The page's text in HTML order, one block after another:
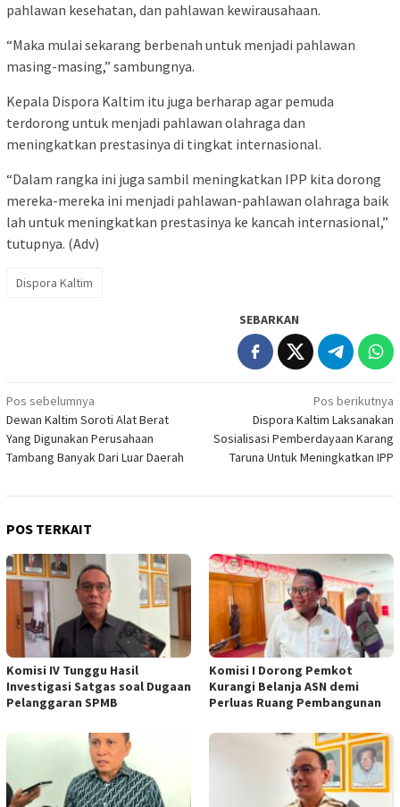
pahlawan kesehatan, dan pahlawan kewirausahaan.
“Maka mulai sekarang berbenah untuk menjadi pahlawan
masing-masing,” sambungnya.
Kepala Dispora Kaltim itu juga berharap agar pemuda
terdorong untuk menjadi pahlawan olahraga dan
meningkatkan prestasinya di tingkat internasional.
“Dalam rangka ini juga sambil meningkatkan IPP kita dorong
mereka-mereka ini menjadi pahlawan-pahlawan olahraga baik
lah untuk meningkatkan prestasinya ke kancah internasional,”
tutupnya. (Adv)
Dispora Kaltim
SEBARKAN
Navigasi
pos
Pos sebelumnya
Dewan Kaltim Soroti Alat Berat
Yang Digunakan Perusahaan
Tambang Banyak Dari Luar Daerah
Pos berikutnya
Dispora Kaltim Laksanakan
Sosialisasi Pemberdayaan Karang
Taruna Untuk Meningkatkan IPP
POS TERKAIT
Komisi IV Tunggu Hasil
Investigasi Satgas soal Dugaan
Pelanggaran SPMB
Komisi I Dorong Pemkot
Kurangi Belanja ASN demi
Perluas Ruang Pembangunan